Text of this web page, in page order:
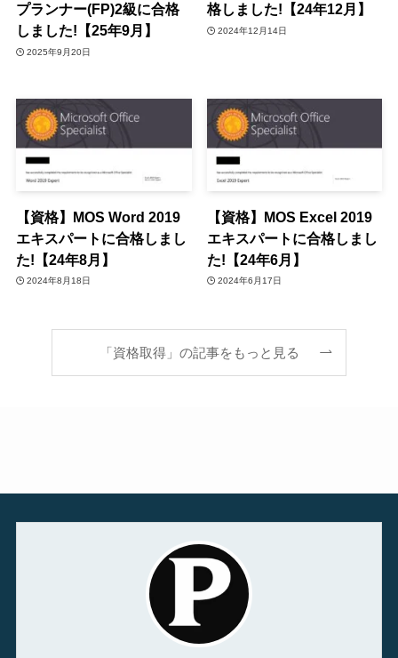
プランナー(FP)2級に合格
しました!【25年9月】
2025年9月20日
格しました!【24年12月】
2024年12月14日
【資格】MOS Word 2019
エキスパートに合格しまし
た!【24年8月】
2024年8月18日
【資格】MOS Excel 2019
エキスパートに合格しまし
た!【24年6月】
2024年6月17日
「資格取得」の記事をもっと見る